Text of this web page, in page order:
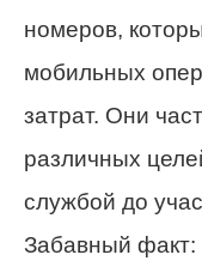
номеров,
мобильных
затрат. Они
различных
службой до
Забавный факт: